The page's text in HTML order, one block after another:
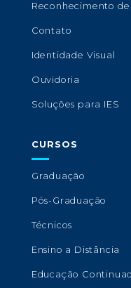
Reconhecimento
Contato
Identidade Visual
Ouvidoria
Soluções para IES
CURSOS
Graduação
Pós-Graduação
Técnicos
Ensino a Distância
Educação